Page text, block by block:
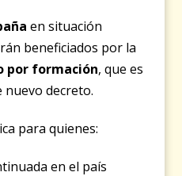
en situación
beneficiados por la
por formación, que es
nuevo decreto.
para quienes:
en el país